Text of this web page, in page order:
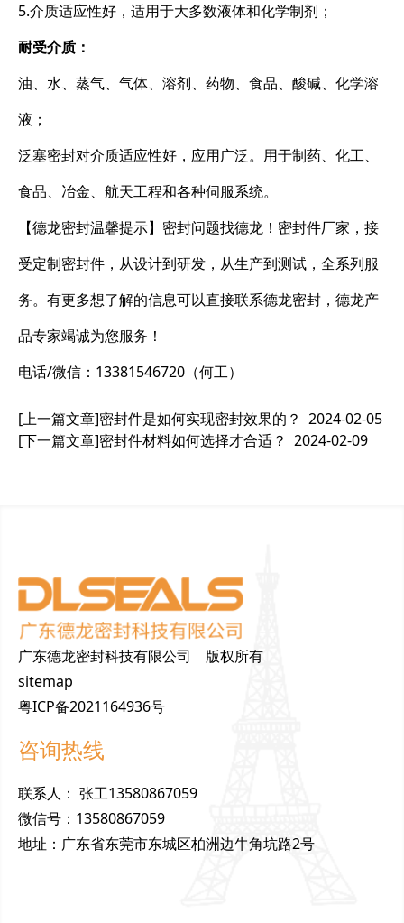
5.介质适应性好，适用于大多数液体和化学制剂；
耐受介质：
油、水、蒸气、气体、溶剂、药物、食品、酸碱、化学溶
液；
泛塞密封对介质适应性好，应用广泛。用于制药、化工、
食品、冶金、航天工程和各种伺服系统。
【德龙密封温馨提示】密封问题找德龙！密封件厂家，接
受定制密封件，从设计到研发，从生产到测试，全系列服
务。有更多想了解的信息可以直接联系德龙密封，德龙产
品专家竭诚为您服务！
电话/微信：13381546720（何工）
[上一篇文章]密封件是如何实现密封效果的？ 2024-02-05
[下一篇文章]密封件材料如何选择才合适？ 2024-02-09
广东德龙密封科技有限公司 版权所有
sitemap
粤ICP备2021164936号
咨询热线
联系人 ： 张工13580867059
微信号 ： 13580867059
地址 ： 广东省东莞市东城区柏洲边牛角坑路2号